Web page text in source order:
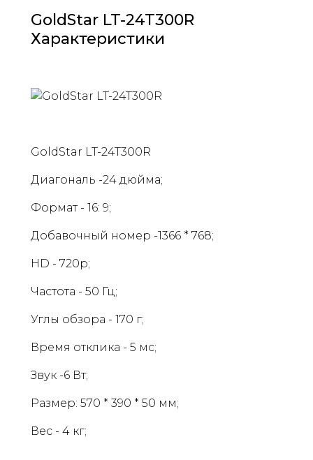
GoldStar LT-24T300R
Характеристики
GoldStar LT-24T300R
Диагональ -24 дюйма;
Формат - 16: 9;
Добавочный номер -1366 * 768;
HD - 720p;
Частота - 50 Гц;
Углы обзора - 170 г;
Время отклика - 5 мс;
Звук -6 Вт;
Размер: 570 * 390 * 50 мм;
Вес - 4 кг;